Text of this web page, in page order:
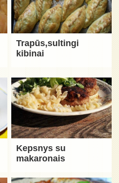
Trapūs,sultingi
kibinai
Kepsnys su
makaronais